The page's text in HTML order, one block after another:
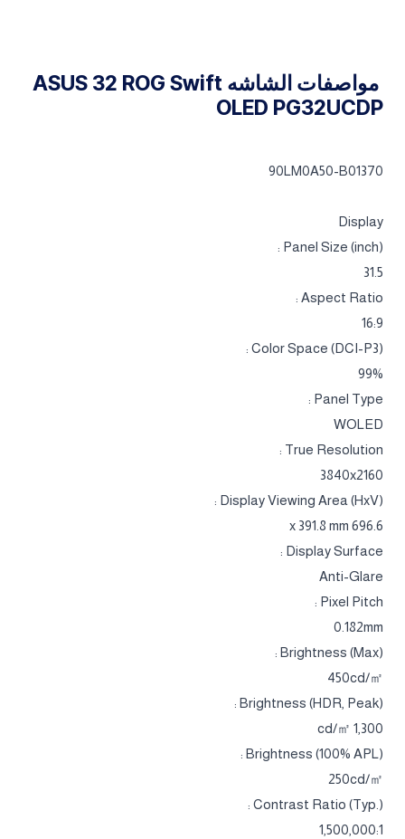
مواصفات الشاشه ASUS 32 ROG Swift
OLED PG32UCDP
90LM0A50-B01370
Display
Panel Size (inch) :
31.5
Aspect Ratio :
16:9
Color Space (DCI-P3) :
99%
Panel Type :
WOLED
True Resolution :
3840x2160
Display Viewing Area (HxV) :
696.6 x 391.8 mm
Display Surface :
Anti-Glare
Pixel Pitch :
0.182mm
Brightness (Max) :
450cd/㎡
Brightness (HDR, Peak) :
1,300 cd/㎡
Brightness (100% APL) :
250cd/㎡
Contrast Ratio (Typ.) :
1,500,000:1